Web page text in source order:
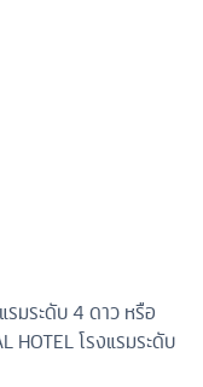
มระดับ 4 ดาว หรือ
HOTEL โรงแรมระดับ